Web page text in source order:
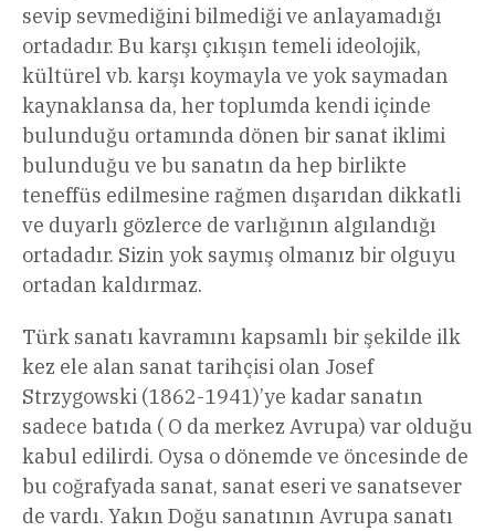
sevip sevmediğini bilmediği ve anlayamadığı
ortadadır. Bu karşı çıkışın temeli ideolojik,
kültürel vb. karşı koymayla ve yok saymadan
kaynaklansa da, her toplumda kendi içinde
bulunduğu ortamında dönen bir sanat iklimi
bulunduğu ve bu sanatın da hep birlikte
teneffüs edilmesine rağmen dışarıdan dikkatli
ve duyarlı gözlerce de varlığının algılandığı
ortadadır. Sizin yok saymış olmanız bir olguyu
ortadan kaldırmaz.
Türk sanatı kavramını kapsamlı bir şekilde ilk
kez ele alan sanat tarihçisi olan Josef
Strzygowski (1862-1941)’ye kadar sanatın
sadece batıda ( O da merkez Avrupa) var olduğu
kabul edilirdi. Oysa o dönemde ve öncesinde de
bu coğrafyada sanat, sanat eseri ve sanatsever
de vardı. Yakın Doğu sanatının Avrupa sanatı